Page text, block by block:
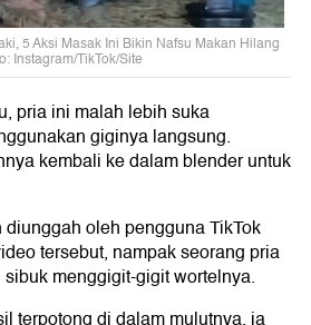
5 Aksi Masak Ini Bikin Nafsu Makan Hilang
Instagram/TikTok/Site
pria ini malah lebih suka
giginya langsung.
kembali ke dalam blender untuk
oleh pengguna TikTok
tersebut, nampak seorang pria
menggigit-gigit wortelnya.